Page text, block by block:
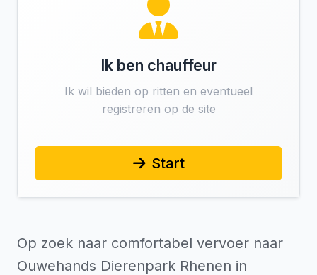
Ik ben chauffeur
Ik wil bieden op ritten en eventueel
registreren op de site
Start
Op zoek naar comfortabel vervoer naar
Ouwehands Dierenpark Rhenen in